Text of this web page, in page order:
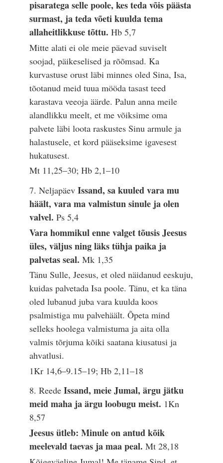
pisaratega selle poole, kes teda võis päästa
surmast, ja teda võeti kuulda tema
allaheitlikkuse tõttu.Hb 5,7
Mitte alati ei ole meie päevad suviselt
soojad, päikeselised ja rõõmsad. Ka
kurvastuse orust läbi minnes oled Sina, Isa,
tõotanud meid tuua mööda tasast teed
karastava veeoja äärde. Palun anna meile
alandlikku meelt, et me võiksime oma
palvete läbi loota raskustes Sinu armule ja
halastusele, et kord pääseksime igavesest
hukatusest.
Mt 11,25–30; Hb 2,1–10
7. NeljapäevIssand, sa kuuled vara mu
häält, vara ma valmistun sinule ja olen
valvel.Ps 5,4
Vara hommikul enne valget tõusis Jeesus
üles, väljus ning läks tühja paika ja
palvetas seal.Mk 1,35
Tänu Sulle, Jeesus, et oled näidanud eeskuju,
kuidas palvetada Isa poole. Tänu, et ka täna
oled lubanud juba vara kuulda koos
psalmistiga mu palvehäält. Õpeta mind
selleks hoolega valmistuma ja aita olla
valmis tõrjuma kõiki saatana kiusatusi ja
ahvatlusi.
1Kr 14,6–9.15–19; Hb 2,11–18
8. ReedeIssand, meie Jumal, ärgu jätku
meid maha ja ärgu loobugu meist. 1Kn
8,57
Jeesus ütleb: Minule on antud kõik
meelevald taevas ja maa peal.Mt 28,18